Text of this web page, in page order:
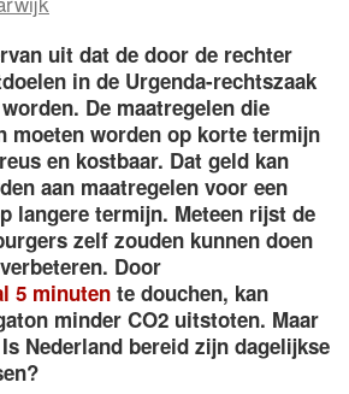
uit dat de door de rechter
in de Urgenda-rechtszaak
De maatregelen die
moeten worden op korte termijn
en kostbaar. Dat geld kan
aan maatregelen voor een
langere termijn. Meteen rijst de
zelf zouden kunnen doen
Door
5 minuten te douchen, kan
minder CO2 uitstoten. Maar
Nederland bereid zijn dagelijkse